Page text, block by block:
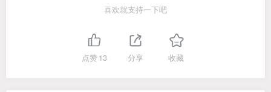
喜欢就支持一下吧
点赞13 分享 收藏